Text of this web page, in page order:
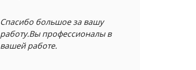
Спасибо большое за вашу
работу.Вы профессионалы в
вашей работе.